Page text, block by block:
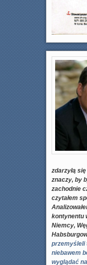
zdarzyłą
znaczy, by
zachodnie
czytałem
kontynentu
Niemcy,
przemyśleli
niebawem
wyglądać